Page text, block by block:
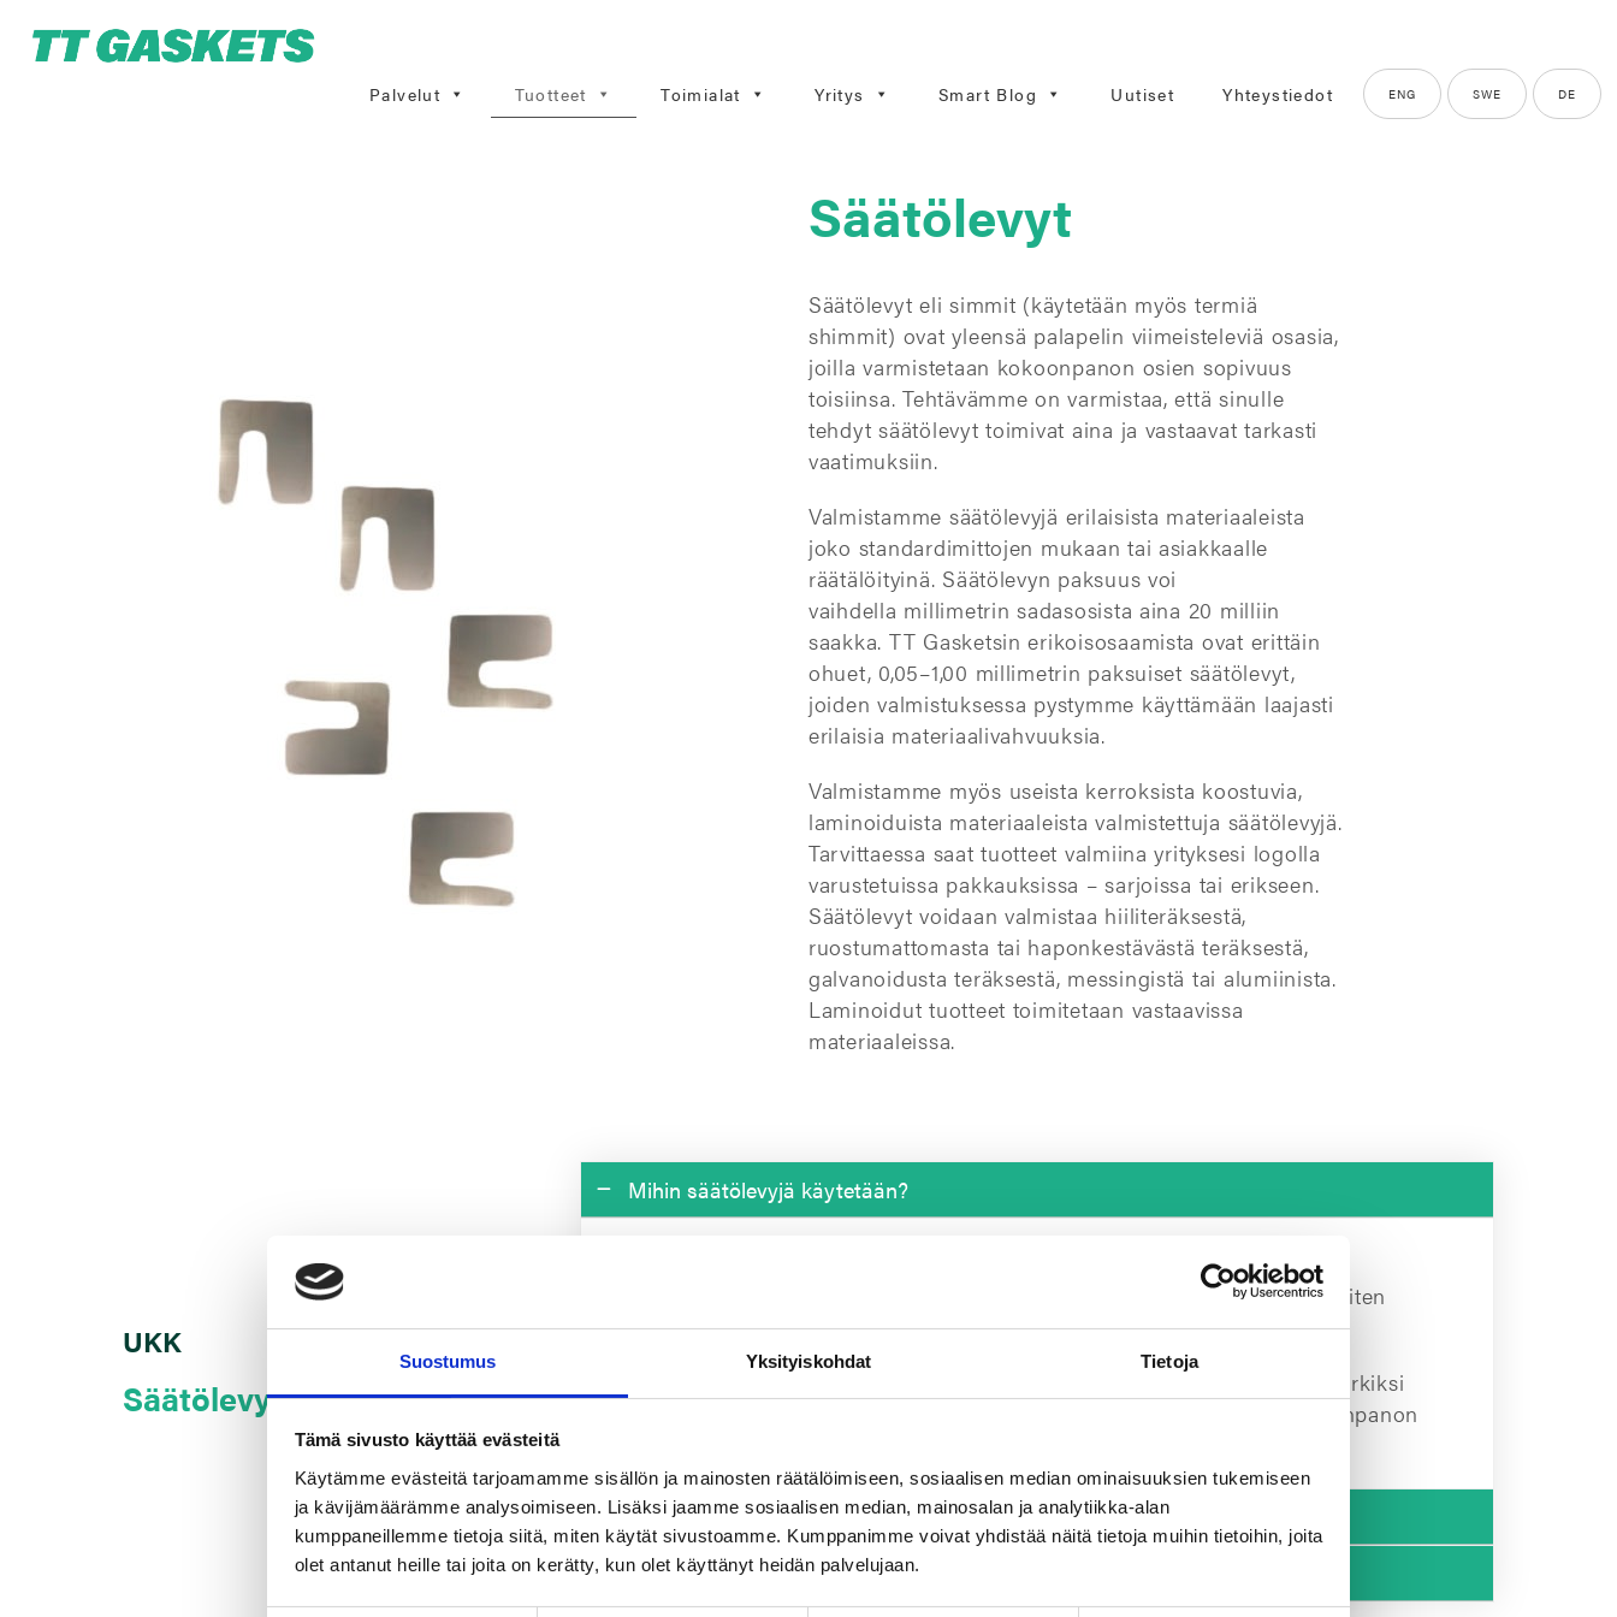
Suostumus Yksityiskohdat Tietoja
Tämä sivusto käyttää evästeitä
Käytämme evästeitä tarjoamamme sisällön ja mainosten räätälöimiseen, sosiaalisen median ominaisuuksien tukemiseen
ja kävijämäärämme analysoimiseen. Lisäksi jaamme sosiaalisen median, mainosalan ja analytiikka-alan
kumppaneillemme tietoja siitä, miten käytät sivustoamme. Kumppanimme voivat yhdistää näitä tietoja muihin tietoihin, joita
olet antanut heille tai joita on kerätty, kun olet käyttänyt heidän palvelujaan.
Palvelut Tuotteet Toimialat Yritys Smart Blog Uutiset Yhteystiedot ENG SWE DE
Säätölevyt
Säätölevyt eli simmit (käytetään myös termiä
shimmit) ovat yleensä palapelin viimeisteleviä osasia,
joilla varmistetaan kokoonpanon osien sopivuus
toisiinsa. Tehtävämme on varmistaa, että sinulle
tehdyt säätölevyt toimivat aina ja vastaavat tarkasti
vaatimuksiin.
Valmistamme säätölevyjä erilaisista materiaaleista
joko standardimittojen mukaan tai asiakkaalle
räätälöityinä. Säätölevyn paksuus voi
vaihdella millimetrin sadasosista aina 20 milliin
saakka. TT Gasketsin erikoisosaamista ovat erittäin
ohuet, 0,05–1,00 millimetrin paksuiset säätölevyt,
joiden valmistuksessa pystymme käyttämään laajasti
erilaisia materiaalivahvuuksia.
Valmistamme myös useista kerroksista koostuvia,
laminoiduista materiaaleista valmistettuja säätölevyjä.
Tarvittaessa saat tuotteet valmiina yrityksesi logolla
varustetuissa pakkauksissa – sarjoissa tai erikseen.
Säätölevyt voidaan valmistaa hiiliteräksestä,
ruostumattomasta tai haponkestävästä teräksestä,
galvanoidusta teräksestä, messingistä tai alumiinista.
Laminoidut tuotteet toimitetaan vastaavissa
materiaaleissa.
UKK
Säätölevyt
Mihin säätölevyjä käytetään?
Säätölevyt eli simmit (käytetään myös termiiä shimmit) ovat metallista tai
laminoidusta materiaalista valmistettuja kappaleita, joita tarvitaan useimmiten
kokoonpanon viimeistelyvaiheessa.
Niiden avulla voidaan säätää rakoja ja välyksiä, joita rakenteissa voi esimerkiksi
toleranssien vuoksi olla. Säätölevyjen tärkein tehtävä on varmistaa kokoonpanon
Mitkä asiat vaikuttavat säätölevyn materiaalivalintaan?
Mitä asioita on hyvä huomioida säätölevyjä tilatessa?